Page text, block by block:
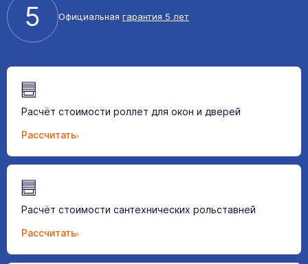
5 Официальная гарантия 5 лет
Расчёт стоимости роллет для окон и дверей
Рассчитать
Расчёт стоимости сантехнических рольставней
Рассчитать